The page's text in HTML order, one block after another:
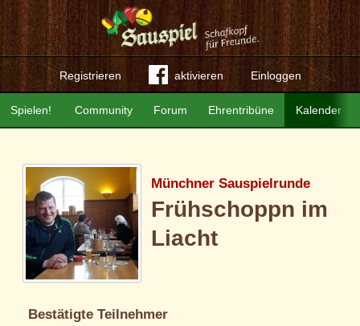
Registrieren aktivieren Einloggen
Community Forum Ehrentribüne Kalender
Spielen!
Münchner Sauspielrunde
Frühschoppn im
Liacht
Bestätigte Teilnehmer